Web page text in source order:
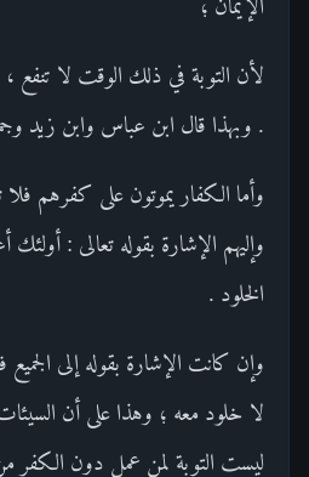
الإيمان ؛
لأن التوبة في ذلك الوقت لا تنفع
. وبهذا قال ابن عباس وابن زيد
وأما الكفار يموتون على كفرهم فلا
وإليهم الإشارة بقوله تعالى : أولئك
الخلود .
وإن كانت الإشارة بقوله إلى
لا خلود معه ؛ وهذا على أن
ليست التوبة لمن عمل دون الكفر